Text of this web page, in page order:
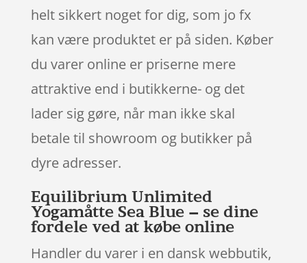
helt sikkert noget for dig, som jo fx
kan være produktet er på siden. Køber
du varer online er priserne mere
attraktive end i butikkerne- og det
lader sig gøre, når man ikke skal
betale til showroom og butikker på
dyre adresser.
Equilibrium Unlimited
Yogamåtte Sea Blue – se dine
fordele ved at købe online
Handler du varer i en dansk webbutik,